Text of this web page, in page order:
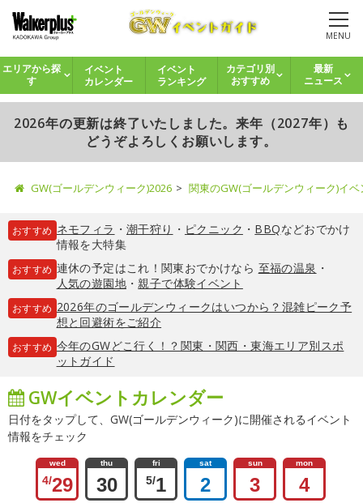
MENU
エリアから探
す
イベント
カレンダー
イベント
ランキング
カテゴリ別
おすすめ
最新
ニュース
2026年の更新は終了いたしました。来年（2027年）も
どうぞよろしくお願いします。
GW(ゴールデンウィーク)2026 関東のGW(ゴールデンウィーク)イ
おすすめ ネモフィラ ・ 潮干狩り ・ ピクニック ・ BBQなどおでかけ
情報を大特集
おすすめ 連休の予定はこれ！関東おでかけなら 至福の温泉 ・
人気の遊園地・親子で体験イベント
おすすめ 2026年のゴールデンウィークはいつから？混雑ピーク予
想と回避術をご紹介
おすすめ 今年のGWどこ行く！？関東・関西・東海エリア別スポ
ットガイド
GWイベントカレンダー
日付をタップして、GW(ゴールデンウィーク)に開催されるイベント
情報をチェック
wed
4/29
thu
30
fri
5/1
sat
2
sun
3
mon
4